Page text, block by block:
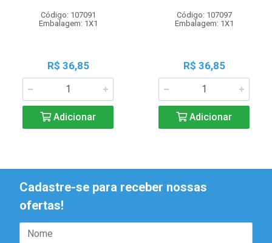
Código: 107091
Embalagem: 1X1
R$ 36,85
Adicionar
Código: 107097
Embalagem: 1X1
R$ 36,85
Adicionar
Cadastre-se para receber nossas
ofertas!